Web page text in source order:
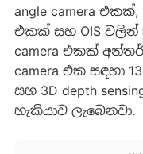
angle camera එකක්,
එකක් සහ OIS වලින්
camera එකක්
camera එක සඳහා
සහ 3D depth
හැකියාව ලැබෙනවා.